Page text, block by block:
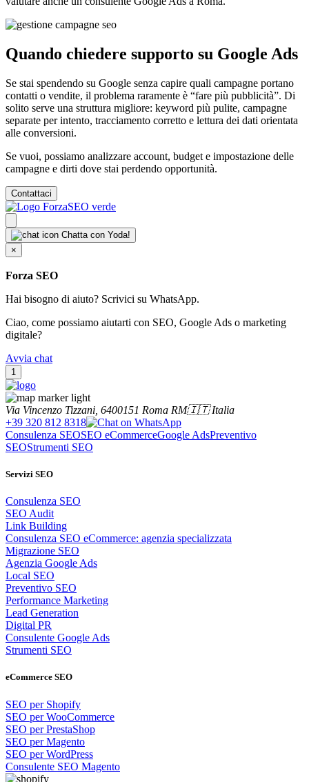
Quando chiedere supporto su Google Ads
Se stai spendendo su Google senza capire quali campagne portano
contatti o vendite, il problema raramente è “fare più pubblicità”. Di
solito serve una struttura migliore: keyword più pulite, campagne
separate per intento, tracciamento corretto e lettura dei dati orientata
alle conversioni.
Se vuoi, possiamo analizzare account, budget e impostazione delle
campagne e dirti dove stai perdendo opportunità.
Contattaci
Chatta con Yoda!
×
Forza SEO
Hai bisogno di aiuto? Scrivici su WhatsApp.
Ciao, come possiamo aiutarti con SEO, Google Ads o marketing
digitale?
Avvia chat
1
Via Vincenzo Tizzani, 6400151 Roma RM🇮🇹 Italia
+39 320 812 8318
Consulenza SEOSEO eCommerceGoogle AdsPreventivo
SEOStrumenti SEO
Servizi SEO
Consulenza SEO
SEO Audit
Link Building
Consulenza SEO eCommerce: agenzia specializzata
Migrazione SEO
Agenzia Google Ads
Local SEO
Preventivo SEO
Performance Marketing
Lead Generation
Digital PR
Consulente Google Ads
Strumenti SEO
eCommerce SEO
SEO per Shopify
SEO per WooCommerce
SEO per PrestaShop
SEO per Magento
SEO per WordPress
Consulente SEO Magento